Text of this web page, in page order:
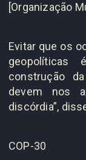
[Organização
Evitar que os
construção
devem nos
discórdia”,
COP-30